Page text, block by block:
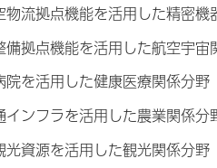
流拠点機能を活用した精密機
拠点機能を活用した航空宇宙
を活用した健康医療関係分野
ンフラを活用した農業関係分
資源を活用した観光関係分野